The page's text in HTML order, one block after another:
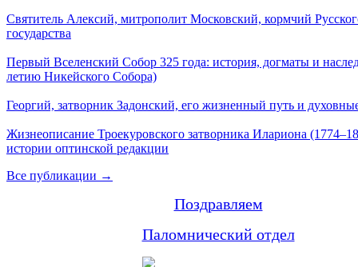
Святитель Алексий, митрополит Московский, кормчий
государства
Первый Вселенский Собор 325 года: история, догматы и
летию Никейского Собора)
Георгий, затворник Задонский, его жизненный путь и
Жизнеописание Троекуровского затворника Илариона
истории оптинской редакции
Все публикации →
Поздравляем
Паломнический отдел